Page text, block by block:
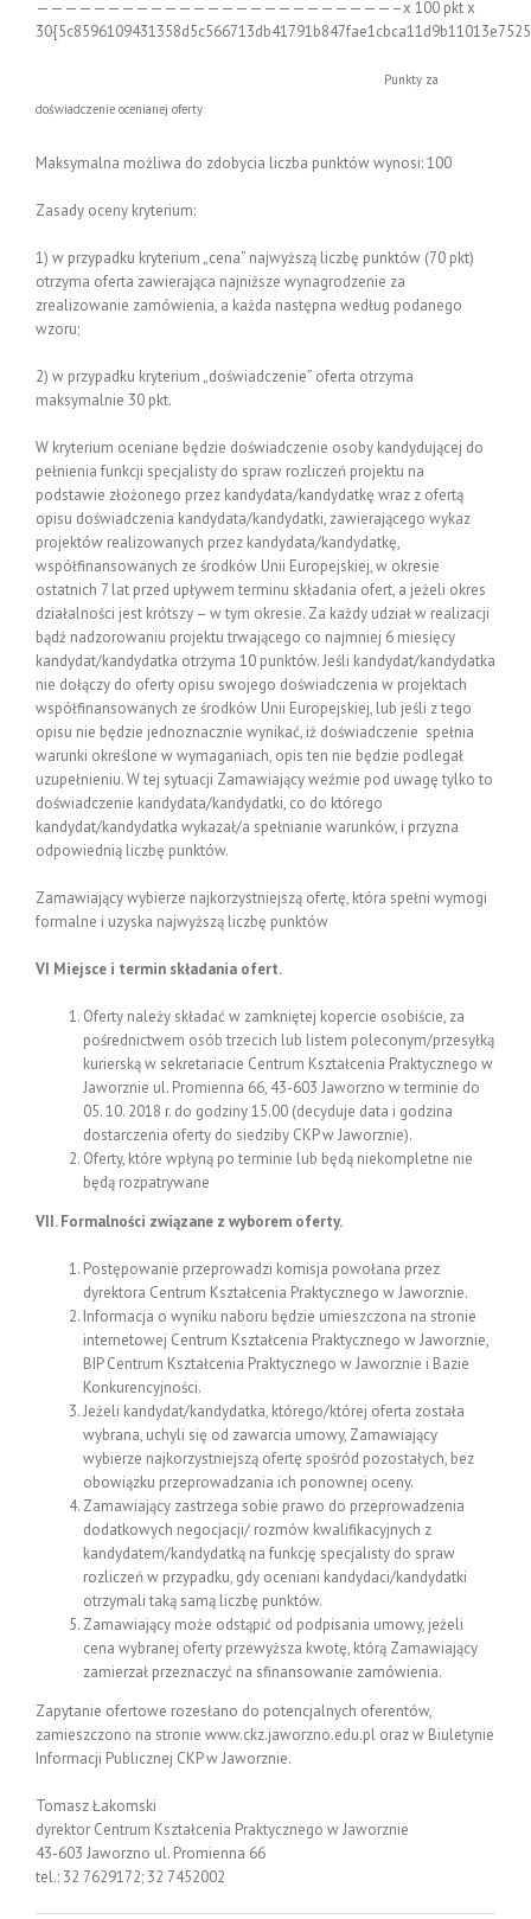
—————————————————————————–x 100 pkt x
Punkty za
doświadczenie ocenianej oferty
Maksymalna możliwa do zdobycia liczba punktów wynosi: 100
Zasady oceny kryterium:
1) w przypadku kryterium „cena” najwyższą liczbę punktów (70 pkt)
otrzyma oferta zawierająca najniższe wynagrodzenie za
zrealizowanie zamówienia, a każda następna według podanego
wzoru;
2) w przypadku kryterium „doświadczenie” oferta otrzyma
maksymalnie 30 pkt.
W kryterium oceniane będzie doświadczenie osoby kandydującej do
pełnienia funkcji specjalisty do spraw rozliczeń projektu na
podstawie złożonego przez kandydata/kandydatkę wraz z ofertą
opisu doświadczenia kandydata/kandydatki, zawierającego wykaz
projektów realizowanych przez kandydata/kandydatkę,
współfinansowanych ze środków Unii Europejskiej, w okresie
ostatnich 7 lat przed upływem terminu składania ofert, a jeżeli okres
działalności jest krótszy – w tym okresie. Za każdy udział w realizacji
bądź nadzorowaniu projektu trwającego co najmniej 6 miesięcy
kandydat/kandydatka otrzyma 10 punktów. Jeśli kandydat/kandydatka
nie dołączy do oferty opisu swojego doświadczenia w projektach
współfinansowanych ze środków Unii Europejskiej, lub jeśli z tego
opisu nie będzie jednoznacznie wynikać, iż doświadczenie spełnia
warunki określone w wymaganiach, opis ten nie będzie podlegał
uzupełnieniu. W tej sytuacji Zamawiający weźmie pod uwagę tylko to
doświadczenie kandydata/kandydatki, co do którego
kandydat/kandydatka wykazał/a spełnianie warunków, i przyzna
odpowiednią liczbę punktów.
Zamawiający wybierze najkorzystniejszą ofertę, która spełni wymogi
formalne i uzyska najwyższą liczbę punktów
VI Miejsce i termin składania ofert.
Oferty należy składać w zamkniętej kopercie osobiście, za
pośrednictwem osób trzecich lub listem poleconym/przesyłką
kurierską w sekretariacie Centrum Kształcenia Praktycznego w
Jaworznie ul. Promienna 66, 43-603 Jaworzno w terminie do
05. 10. 2018 r. do godziny 15.00 (decyduje data i godzina
dostarczenia oferty do siedziby CKP w Jaworznie).
Oferty, które wpłyną po terminie lub będą niekompletne nie
będą rozpatrywane
VII. Formalności związane z wyborem oferty.
Postępowanie przeprowadzi komisja powołana przez
dyrektora Centrum Kształcenia Praktycznego w Jaworznie.
Informacja o wyniku naboru będzie umieszczona na stronie
internetowej Centrum Kształcenia Praktycznego w Jaworznie,
BIP Centrum Kształcenia Praktycznego w Jaworznie i Bazie
Konkurencyjności.
Jeżeli kandydat/kandydatka, którego/której oferta została
wybrana, uchyli się od zawarcia umowy, Zamawiający
wybierze najkorzystniejszą ofertę spośród pozostałych, bez
obowiązku przeprowadzania ich ponownej oceny.
Zamawiający zastrzega sobie prawo do przeprowadzenia
dodatkowych negocjacji/ rozmów kwalifikacyjnych z
kandydatem/kandydatką na funkcję specjalisty do spraw
rozliczeń w przypadku, gdy oceniani kandydaci/kandydatki
otrzymali taką samą liczbę punktów.
Zamawiający może odstąpić od podpisania umowy, jeżeli
cena wybranej oferty przewyższa kwotę, którą Zamawiający
zamierzał przeznaczyć na sfinansowanie zamówienia.
Zapytanie ofertowe rozesłano do potencjalnych oferentów,
zamieszczono na stronie www.ckz.jaworzno.edu.pl oraz w Biuletynie
Informacji Publicznej CKP w Jaworznie.
Tomasz Łakomski
dyrektor Centrum Kształcenia Praktycznego w Jaworznie
43-603 Jaworzno ul. Promienna 66
tel.: 32 7629172; 32 7452002